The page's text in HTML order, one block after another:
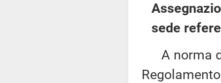
sede
A norma